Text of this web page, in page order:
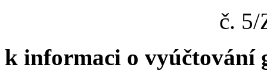
č.
k informaci o vyúčtování